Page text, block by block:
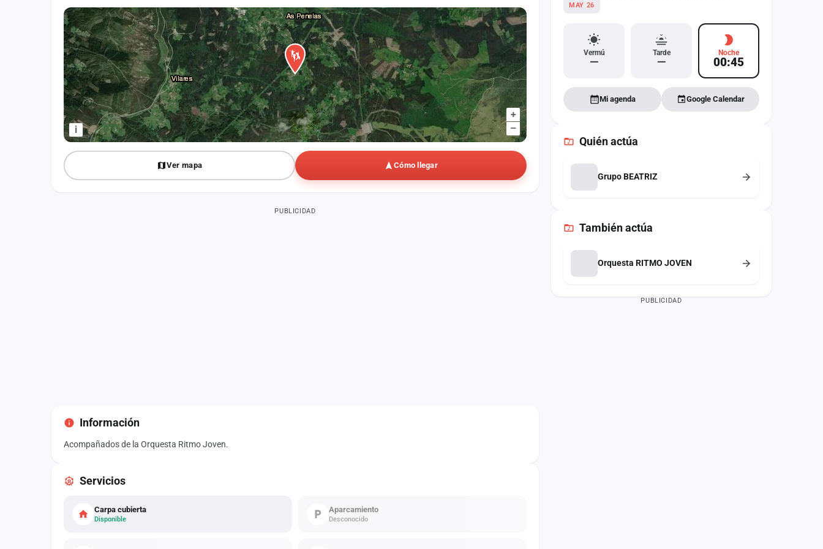
+
–
i
Ver mapa Cómo llegar
PUBLICIDAD
Información
Acompañados de la Orquesta Ritmo Joven.
Servicios
Carpa cubierta
Disponible
Aparcamiento
Desconocido
MAY 26
Vermú
—
Tarde
—
Noche
00:45
Mi agenda Google Calendar
Quién actúa
Grupo BEATRIZ
Tambiénactúa
Orquesta RITMO JOVEN
PUBLICIDAD
Iniciar sesión
Crear cuenta